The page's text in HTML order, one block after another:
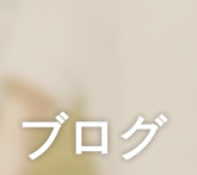
ブログ